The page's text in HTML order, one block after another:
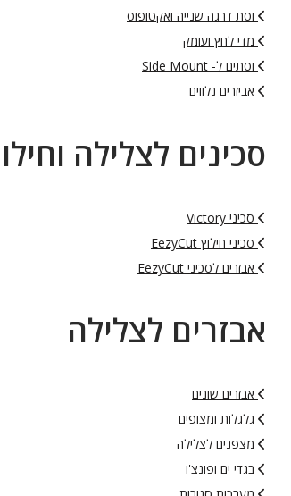
וסת דרגה שנייה ואקטופוס
מדי לחץ ועומק
וסתים ל- Side Mount
אביזרים נלווים
סכינים לצלילה
סכיני Victory
סכיני חילוץ EezyCut
אבזרים לסכיני EezyCut
אבזרים לצלילה
אבזרים שונים
גלגלות ומצופים
מצפנים לצלילה
בגדי ים ופונצ'ו